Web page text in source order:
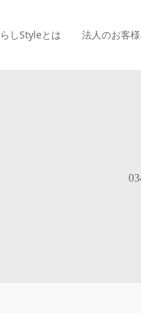
しStyleとは 法人のお客